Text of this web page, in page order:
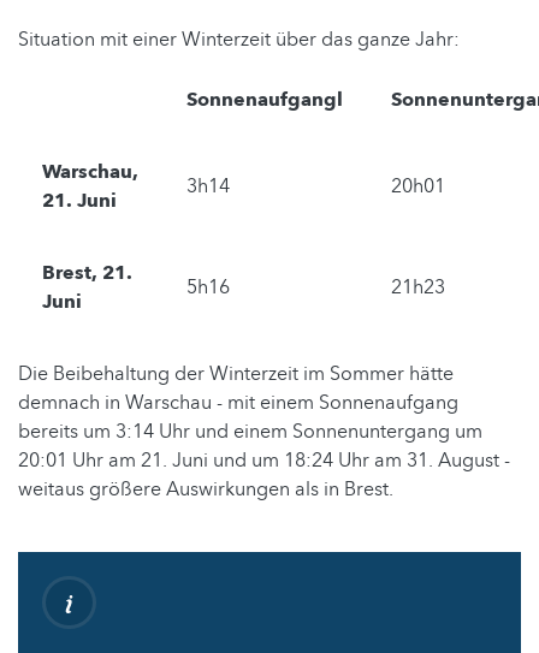
Situation mit einer Winterzeit über das ganze Jahr:
Sonnenaufgangl
Warschau,
21. Juni
3h14 20h01
Brest, 21.
Juni
5h16 21h23
Die Beibehaltung der Winterzeit im Sommer hätte
demnach in Warschau - mit einem Sonnenaufgang
bereits um 3:14 Uhr und einem Sonnenuntergang um
20:01 Uhr am 21. Juni und um 18:24 Uhr am 31. August -
weitaus größere Auswirkungen als in Brest.